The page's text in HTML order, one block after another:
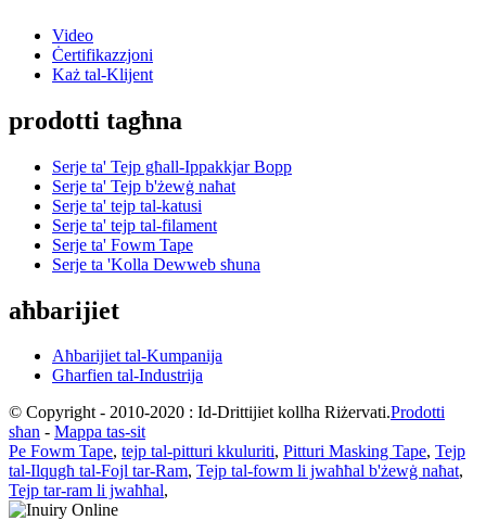
Video
Ċertifikazzjoni
Każ tal-Klijent
prodotti tagħna
Serje ta' Tejp għall-Ippakkjar Bopp
Serje ta' Tejp b'żewġ naħat
Serje ta' tejp tal-katusi
Serje ta' tejp tal-filament
Serje ta' Fowm Tape
Serje ta 'Kolla Dewweb sħuna
aħbarijiet
Aħbarijiet tal-Kumpanija
Għarfien tal-Industrija
© Copyright - 2010-2020 : Id-Drittijiet kollha Riżervati.Prodotti
sħan - Mappa tas-sit
Pe Fowm Tape, tejp tal-pitturi kkuluriti, Pitturi Masking Tape, Tejp
tal-Ilqugħ tal-Fojl tar-Ram, Tejp tal-fowm li jwaħħal b'żewġ naħat,
Tejp tar-ram li jwaħħal,